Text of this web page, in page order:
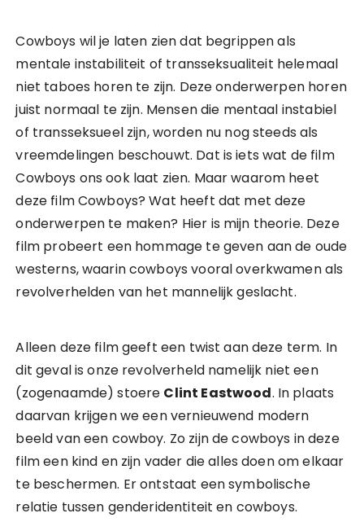
Cowboys wil je laten zien dat begrippen als
mentale instabiliteit of transseksualiteit helemaal
niet taboes horen te zijn. Deze onderwerpen horen
juist normaal te zijn. Mensen die mentaal instabiel
of transseksueel zijn, worden nu nog steeds als
vreemdelingen beschouwt. Dat is iets wat de film
Cowboys ons ook laat zien. Maar waarom heet
deze film Cowboys? Wat heeft dat met deze
onderwerpen te maken? Hier is mijn theorie. Deze
film probeert een hommage te geven aan de oude
westerns, waarin cowboys vooral overkwamen als
revolverhelden van het mannelijk geslacht.
Alleen deze film geeft een twist aan deze term. In
dit geval is onze revolverheld namelijk niet een
(zogenaamde) stoere Clint Eastwood. In plaats
daarvan krijgen we een vernieuwend modern
beeld van een cowboy. Zo zijn de cowboys in deze
film een kind en zijn vader die alles doen om elkaar
te beschermen. Er ontstaat een symbolische
relatie tussen genderidentiteit en cowboys.